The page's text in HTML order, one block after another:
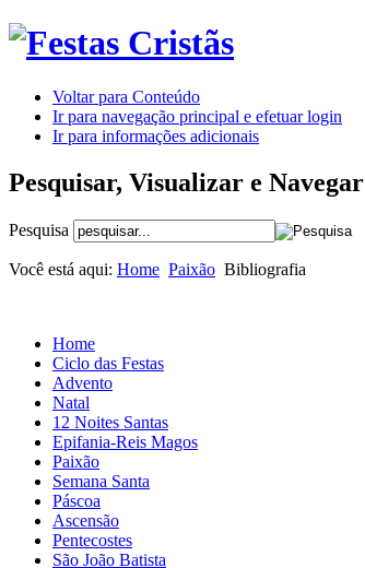
Voltar para Conteúdo
Ir para navegação principal e efetuar login
Ir para informações adicionais
Pesquisar, Visualizar e Navegar
Pesquisa
Você está aqui: Home Paixão Bibliografia
Home
Ciclo das Festas
Advento
Natal
12 Noites Santas
Epifania-Reis Magos
Paixão
Semana Santa
Páscoa
Ascensão
Pentecostes
São João Batista